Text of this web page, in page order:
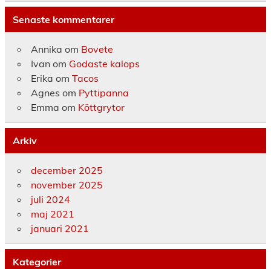
Senaste kommentarer
Annika om Bovete
Ivanom Godaste kalops
Erika om Tacos
Agnes om Pyttipanna
Emma om Köttgrytor
Arkiv
december 2025
november 2025
juli 2024
maj 2021
januari 2021
Kategorier